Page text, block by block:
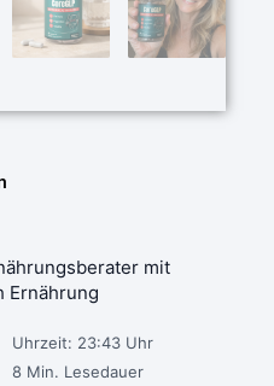
mit
Ernährung
Uhrzeit: 23:43 Uhr
8 Min. Lesedauer